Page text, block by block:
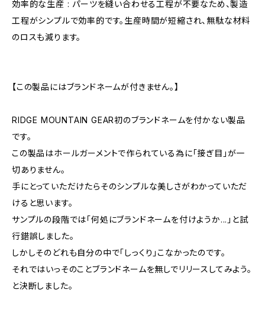
効率的な生産 : パーツを縫い合わせる工程が不要なため、製造
工程がシンプルで効率的です。生産時間が短縮され、無駄な材料
のロスも減ります。
【この製品にはブランドネームが付きません。】
RIDGE MOUNTAIN GEAR初のブランドネームを付かない製品
です。
この製品はホールガーメントで作られている為に「接ぎ目」が一
切ありません。
手にとっていただけたらそのシンプルな美しさがわかっていただ
けると思います。
サンプルの段階では「何処にブランドネームを付けようか...」と試
行錯誤しました。
しかしそのどれも自分の中で「しっくり」こなかったのです。
それではいっそのことブランドネームを無しでリリースしてみよう。
と決断しました。